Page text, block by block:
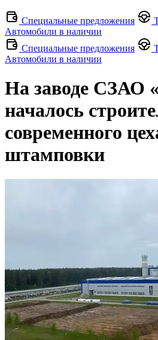
Специальные предложения
Автомобили в наличии
Специальные предложения
Автомобили в наличии
На заводе
началось
современного
штамповки